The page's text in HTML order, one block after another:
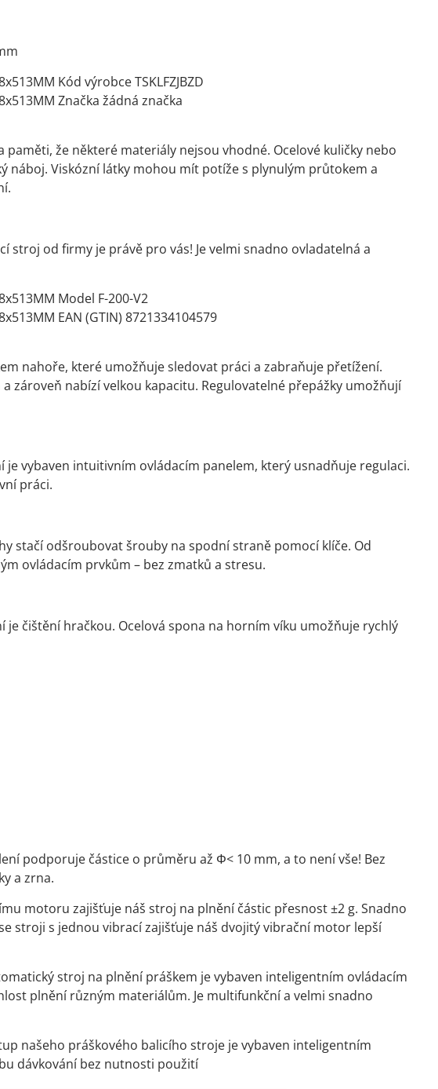
Kód výrobce TSKLFZJBZD
Značka žádná značka
že některé materiály nejsou vhodné. Ocelové kuličky nebo
Viskózní látky mohou mít potíže s plynulým průtokem a
stroj od firmy je právě pro vás! Je velmi snadno ovladatelná a
Model F-200-V2
EAN (GTIN) 8721334104579
nahoře, které umožňuje sledovat práci a zabraňuje přetížení.
zároveň nabízí velkou kapacitu. Regulovatelné přepážky umožňují
vybaven intuitivním ovládacím panelem, který usnadňuje regulaci.
práci.
stačí odšroubovat šrouby na spodní straně pomocí klíče. Od
ovládacím prvkům – bez zmatků a stresu.
čištění hračkou. Ocelová spona na horním víku umožňuje rychlý
podporuje částice o průměru až Φ< 10 mm, a to není vše! Bez
a zrna.
motoru zajišťuje náš stroj na plnění částic přesnost ±2 g. Snadno
stroji s jednou vibrací zajišťuje náš dvojitý vibrační motor lepší
stroj na plnění práškem je vybaven inteligentním ovládacím
plnění různým materiálům. Je multifunkční a velmi snadno
našeho práškového balicího stroje je vybaven inteligentním
dávkování bez nutnosti použití